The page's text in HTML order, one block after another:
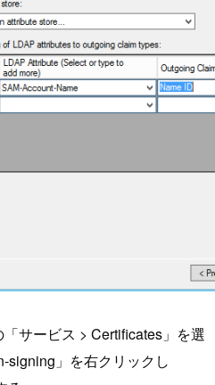
サービス > Certificates」を選
signing」を右クリックし